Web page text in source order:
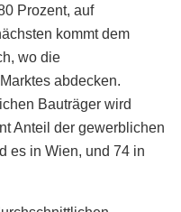
Prozent, auf
kommt dem
wo die
abdecken.
Bauträger wird
Anteil der gewerblichen
es in Wien, und 74 in